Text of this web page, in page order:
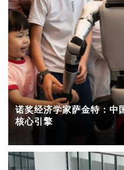
诺奖经济学家萨金特：中
核心引擎